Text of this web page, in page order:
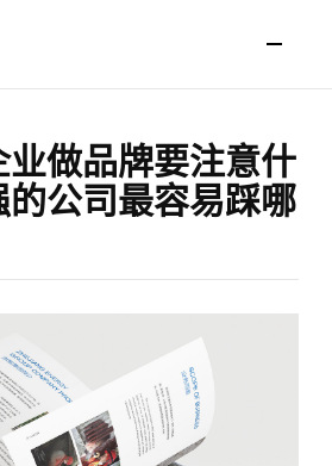
做品牌要注意什
公司最容易踩哪